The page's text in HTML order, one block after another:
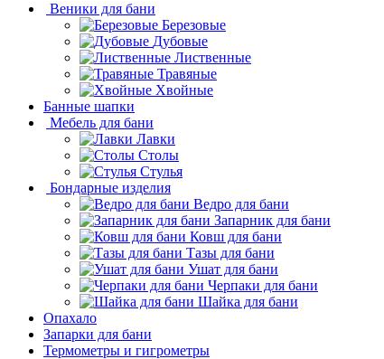
Веники для бани
Березовые
Дубовые
Лиственные
Травяные
Хвойные
Банные шапки
Мебель для бани
Лавки
Столы
Стулья
Бондарные изделия
Ведро для бани
Запарник для бани
Ковш для бани
Тазы для бани
Ушат для бани
Черпаки для бани
Шайка для бани
Опахало
Запарки для бани
Термометры и гигрометры